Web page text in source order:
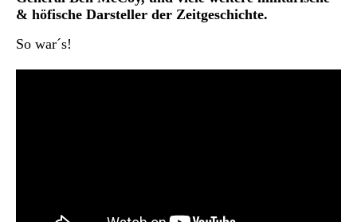
& höfische Darsteller der Zeitgeschichte.
So war´s!